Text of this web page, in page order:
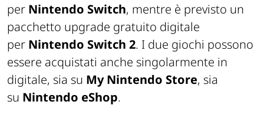
per Nintendo Switch, mentre è previsto un
pacchetto upgrade gratuito digitale
per Nintendo Switch 2. I due giochi possono
essere acquistati anche singolarmente in
digitale, sia su My Nintendo Store, sia
su Nintendo eShop.